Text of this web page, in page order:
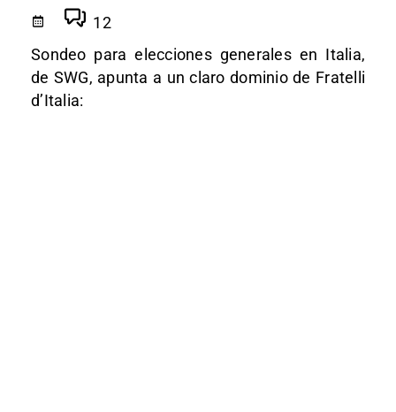
12
Sondeo para elecciones generales en Italia,
de SWG, apunta a un claro dominio de Fratelli
d’Italia: